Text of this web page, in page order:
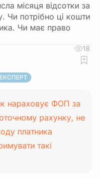
місяця відсотки за
Чи потрібно ці кошти
Чи має право
18
ЕКСПЕРТ
нараховує ФОП за
рахунку, не
платника
такі